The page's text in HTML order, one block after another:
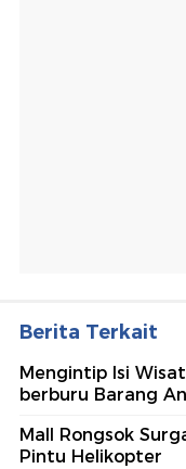
Berita Terkait
Mengintip Isi
berburu Barang
Mall Rongsok
Pintu Helikopter